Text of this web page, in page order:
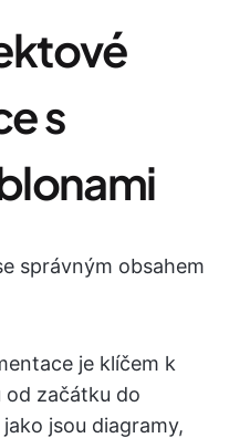
s
správným obsahem
je klíčem k
od začátku do
jsou diagramy,